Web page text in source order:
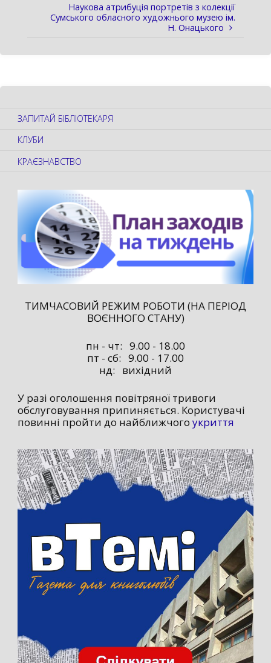
Наукова атрибуція портретів з колекції
Cумського обласного художнього музею ім.
Н. Онацького
ЗАПИТАЙ БІБЛІОТЕКАРЯ
КЛУБИ
КРАЄЗНАВСТВО
ТИМЧАСОВИЙ РЕЖИМ РОБОТИ (НА ПЕРІОД
ВОЄННОГО СТАНУ)
пн - чт: 9.00 - 18.00
пт - сб: 9.00 - 17.00
нд: вихідний
У разі оголошення повітряної тривоги
обслуговування припиняється. Користувачі
повинні пройти до найближчого укриття